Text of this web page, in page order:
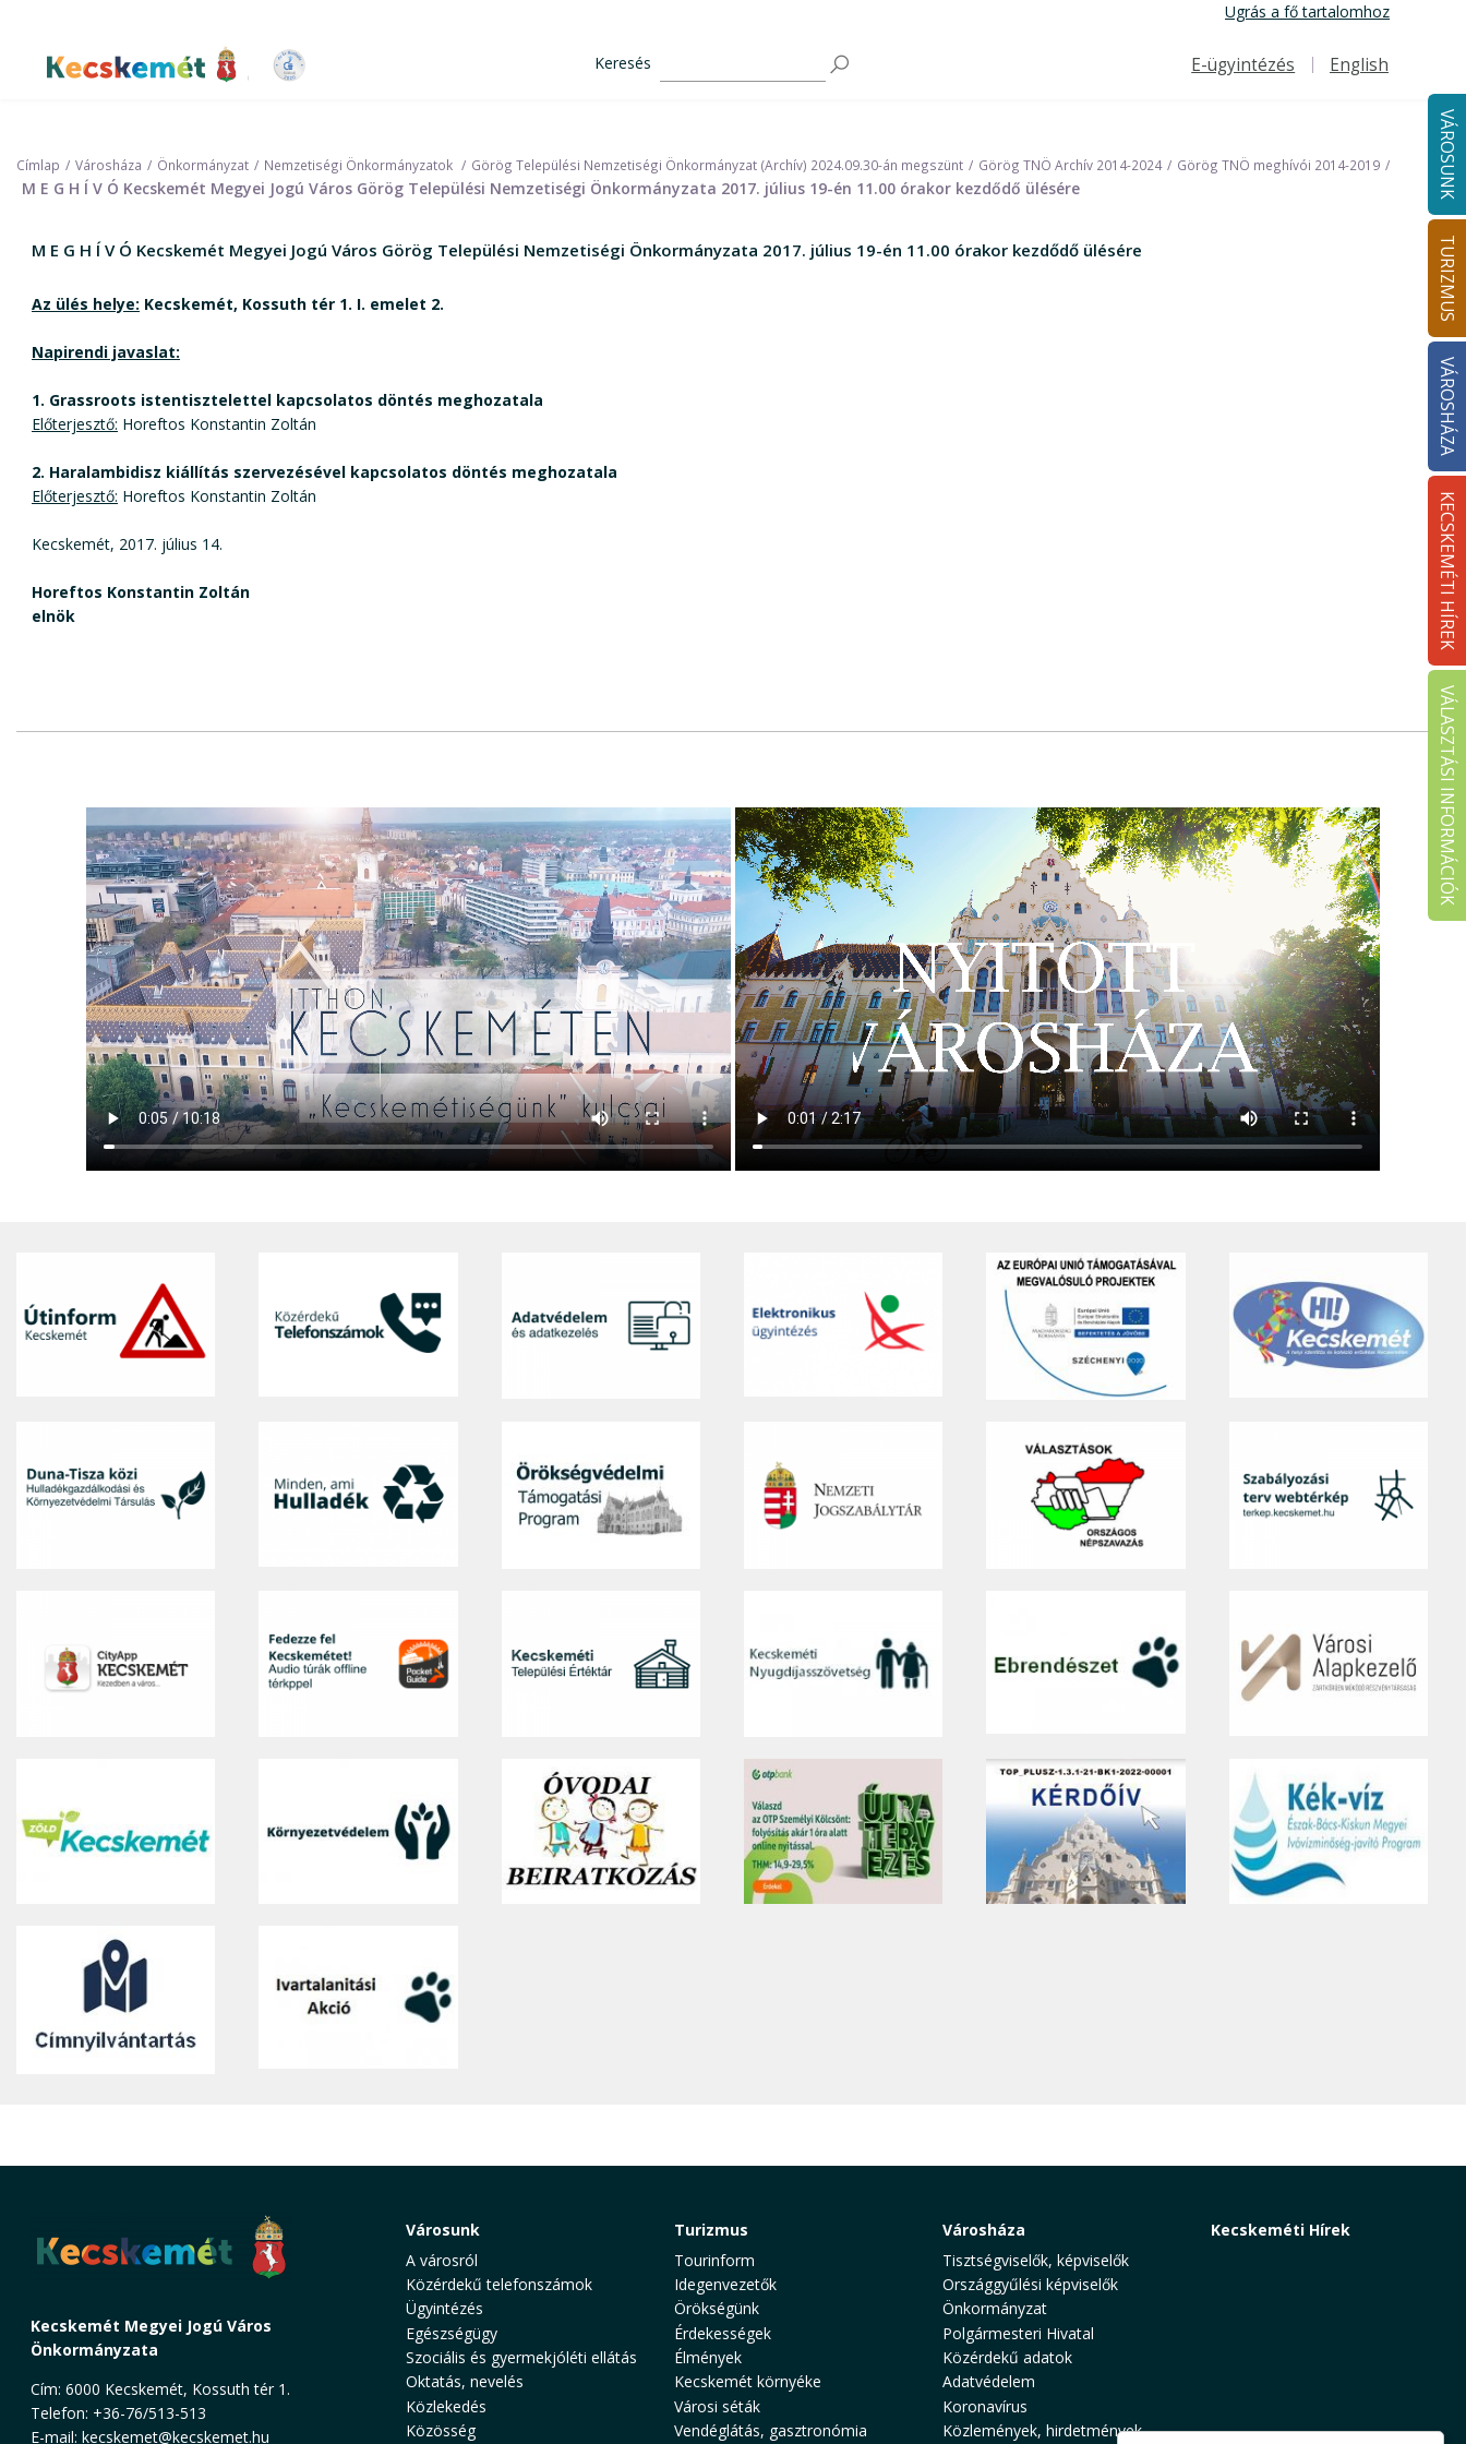
tartalomra
Ugrás a fő tartalomhoz
Kecskemét Város Honlapja
Keresés
Felső navigáció
E-ügyintézés English
VÁROSUNK
TURIZMUS
VÁROSHÁZA
KECSKEMÉTI HÍREK
VÁLASZTÁSI INFORMÁCIÓK
Címlap Városháza Önkormányzat Nemzetiségi Önkormányzatok Görög Települési Nemzetiségi Önkormányzat (Archív) 2024.09.30-án megszünt Görög TNÖ Archív 2014-2024 Görög TNÖ meghívói 2014-2019
M E G H Í V Ó Kecskemét Megyei Jogú Város Görög Települési Nemzetiségi Önkormányzata 2017. július 19-én 11.00 órakor kezdődő ülésére
M E G H Í V Ó Kecskemét Megyei Jogú Város Görög Települési Nemzetiségi Önkormányzata 2017. július 19-én 11.00 órakor kezdődő ülésére
Az ülés helye: Kecskemét, Kossuth tér 1. I. emelet 2.
Napirendi javaslat:
1. Grassroots istentisztelettel kapcsolatos döntés meghozatala
Előterjesztő: Horeftos Konstantin Zoltán
2. Haralambidisz kiállítás szervezésével kapcsolatos döntés meghozatala
Előterjesztő: Horeftos Konstantin Zoltán
Kecskemét, 2017. július 14.
Horeftos Konstantin Zoltán
elnök
Kecskemét Megyei Jogú Város
Önkormányzata
Cím: 6000 Kecskemét, Kossuth tér 1.
Telefon: +36-76/513-513
E-mail: kecskemet@kecskemet.hu
Városunk
A városról
Közérdekű telefonszámok
Ügyintézés
Egészségügy
Szociális és gyermekjóléti ellátás
Oktatás, nevelés
Közlekedés
Közösség
Turizmus
Tourinform
Idegenvezetők
Örökségünk
Érdekességek
Élmények
Kecskemét környéke
Városi séták
Vendéglátás, gasztronómia
Városháza
Tisztségviselők, képviselők
Országgyűlési képviselők
Önkormányzat
Polgármesteri Hivatal
Közérdekű adatok
Adatvédelem
Koronavírus
Közlemények, hirdetmények
Kecskeméti Hírek